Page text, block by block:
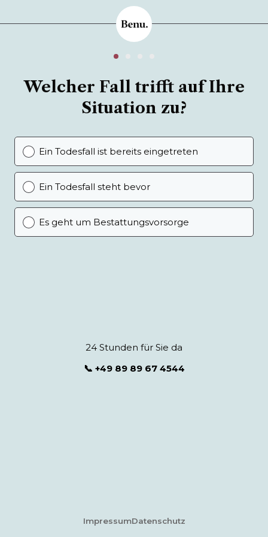
Welcher Fall trifft auf Ihre
Situation zu?
Ein Todesfall ist bereits eingetreten
Ein Todesfall steht bevor
Es geht um Bestattungsvorsorge
24 Stunden für Sie da
📞 +49 89 89 67 4544
ImpressumDatenschutz